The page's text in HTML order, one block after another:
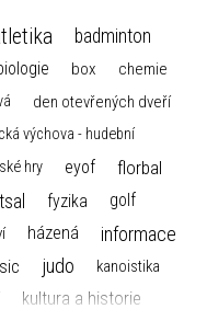
badminton
box chemie
den otevřených dveří
výchova - hudební
hry eyof florbal
fyzika golf
házená informace
judo
kanoistika
kultura a historie